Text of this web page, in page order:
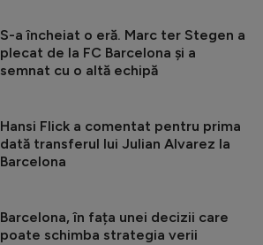
S-a încheiat o eră. Marc ter Stegen a
plecat de la FC Barcelona și a
semnat cu o altă echipă
Hansi Flick a comentat pentru prima
dată transferul lui Julian Alvarez la
Barcelona
Barcelona, în fața unei decizii care
poate schimba strategia verii